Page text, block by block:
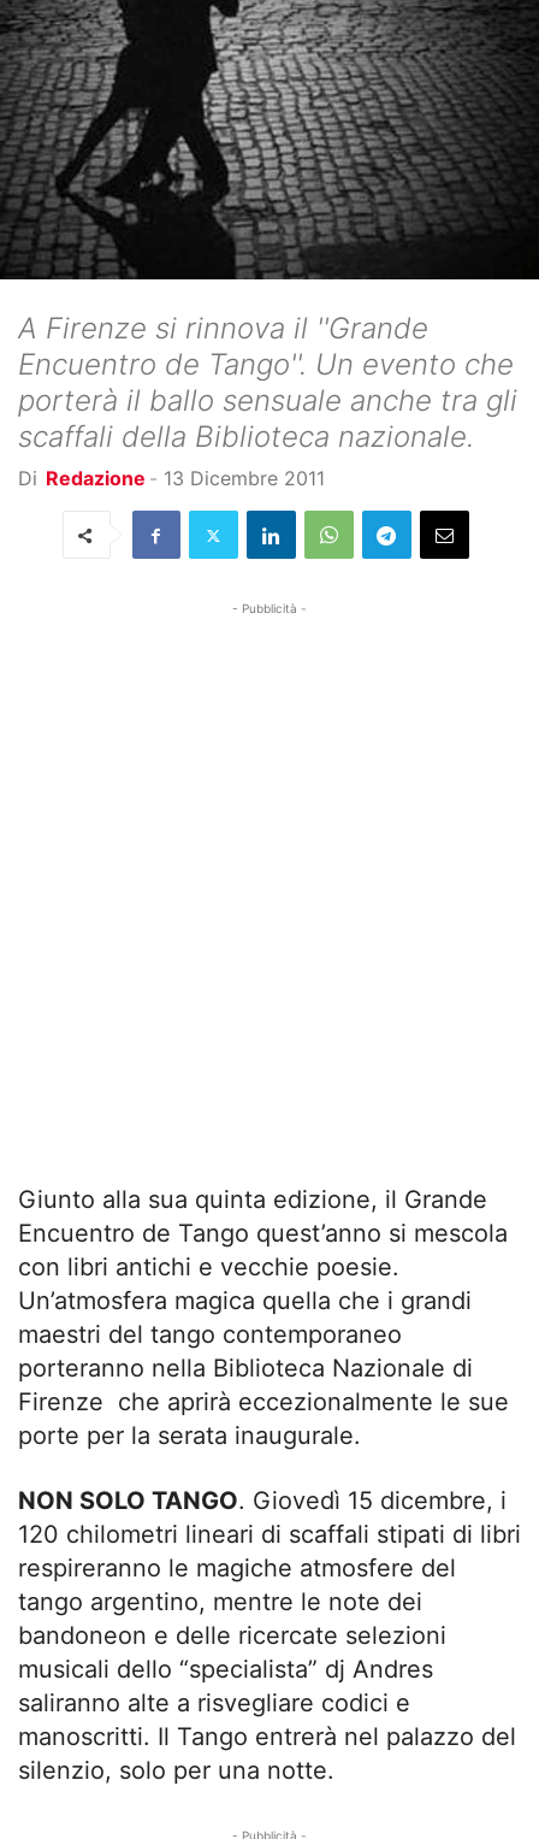
A Firenze si rinnova il ''Grande
Encuentro de Tango''. Un evento che
porterà il ballo sensuale anche tra gli
scaffali della Biblioteca nazionale.
Di Redazione - 13 Dicembre 2011
- Pubblicità -
Giunto alla sua quinta edizione, il Grande
Encuentro de Tango quest’anno si mescola
con libri antichi e vecchie poesie.
Un’atmosfera magica quella che i grandi
maestri del tango contemporaneo
porteranno nella Biblioteca Nazionale di
Firenze che aprirà eccezionalmente le sue
porte per la serata inaugurale.
NON SOLO TANGO. Giovedì 15 dicembre, i
120 chilometri lineari di scaffali stipati di libri
respireranno le magiche atmosfere del
tango argentino, mentre le note dei
bandoneon e delle ricercate selezioni
musicali dello “specialista” dj Andres
saliranno alte a risvegliare codici e
manoscritti. Il Tango entrerà nel palazzo del
silenzio, solo per una notte.
- Pubblicità -